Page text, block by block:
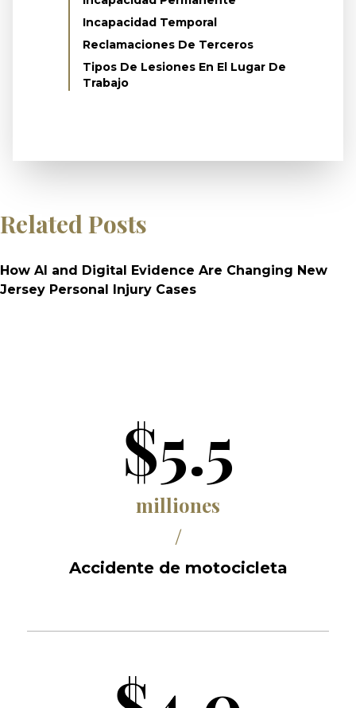
Incapacidad Temporal
Reclamaciones De Terceros
Tipos De Lesiones En El Lugar De
Trabajo
Related Posts
How AI and Digital Evidence Are Changing New
Jersey Personal Injury Cases
$5.5
milliones
/
Accidente de motocicleta